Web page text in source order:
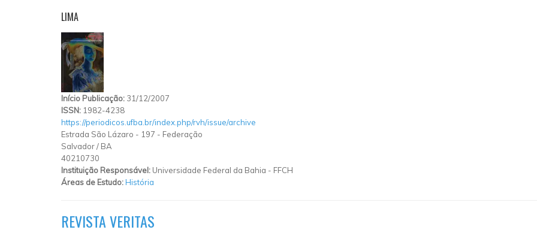
LIMA
Início Publicação: 31/12/2007
ISSN: 1982-4238
https://periodicos.ufba.br/index.php/rvh/issue/archive
Estrada São Lázaro - 197 - Federação
Salvador/ BA
40210730
Instituição Responsável: Universidade Federal da Bahia - FFCH
Áreas de Estudo:História
REVISTA VERITAS